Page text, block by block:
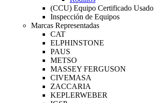
(CCU) Equipo Certificado Usado
Inspección de Equipos
Marcas Representadas
CAT
ELPHINSTONE
PAUS
METSO
MASSEY FERGUSON
CIVEMASA
ZACCARIA
KEPLERWEBER